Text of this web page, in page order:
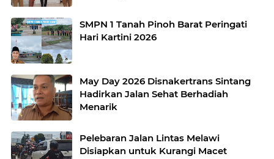
SMPN 1 Tanah Pinoh Barat Peringati
Hari Kartini 2026
May Day 2026 Disnakertrans Sintang
Hadirkan Jalan Sehat Berhadiah
Menarik
Pelebaran Jalan Lintas Melawi
Disiapkan untuk Kurangi Macet